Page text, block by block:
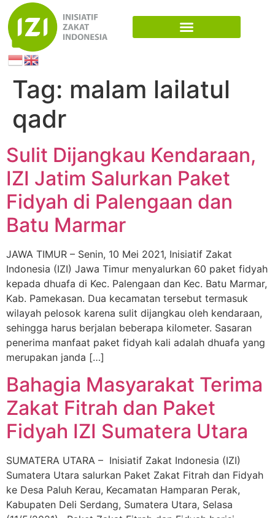
Tag: malam lailatul
qadr
Sulit Dijangkau Kendaraan,
IZI Jatim Salurkan Paket
Fidyah di Palengaan dan
Batu Marmar
JAWA TIMUR – Senin, 10 Mei 2021, Inisiatif Zakat
Indonesia (IZI) Jawa Timur menyalurkan 60 paket fidyah
kepada dhuafa di Kec. Palengaan dan Kec. Batu Marmar,
Kab. Pamekasan. Dua kecamatan tersebut termasuk
wilayah pelosok karena sulit dijangkau oleh kendaraan,
sehingga harus berjalan beberapa kilometer. Sasaran
penerima manfaat paket fidyah kali adalah dhuafa yang
merupakan janda […]
Bahagia Masyarakat Terima
Zakat Fitrah dan Paket
Fidyah IZI Sumatera Utara
SUMATERA UTARA – Inisiatif Zakat Indonesia (IZI)
Sumatera Utara salurkan Paket Zakat Fitrah dan Fidyah
ke Desa Paluh Kerau, Kecamatan Hamparan Perak,
Kabupaten Deli Serdang, Sumatera Utara, Selasa